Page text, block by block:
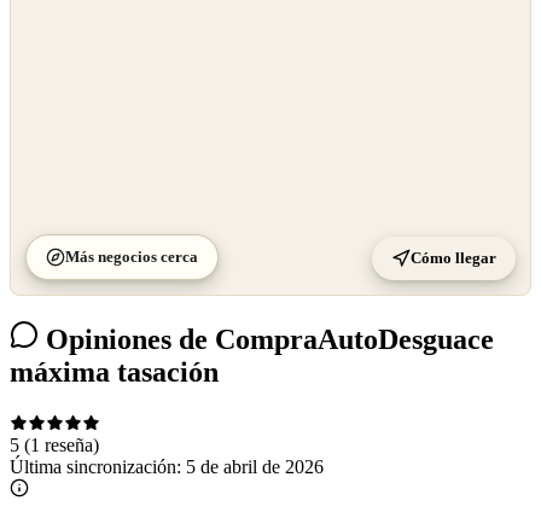
Más negocios cerca Cómo llegar
Opiniones de CompraAutoDesguace
máxima tasación
5 (1 reseña)
Última sincronización: 5 de abril de 2026